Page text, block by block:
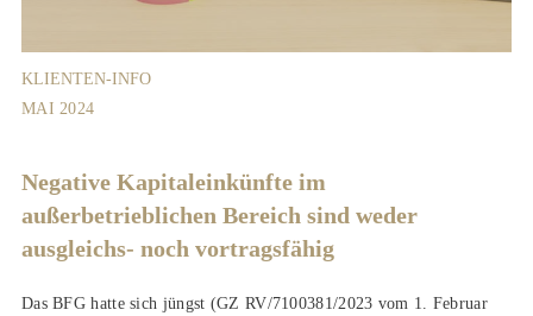
KLIENTEN-INFO
MAI 2024
Negative Kapitaleinkünfte im
außerbetrieblichen Bereich sind weder
ausgleichs- noch vortragsfähig
Das BFG hatte sich jüngst (GZ RV/7100381/2023 vom 1. Februar